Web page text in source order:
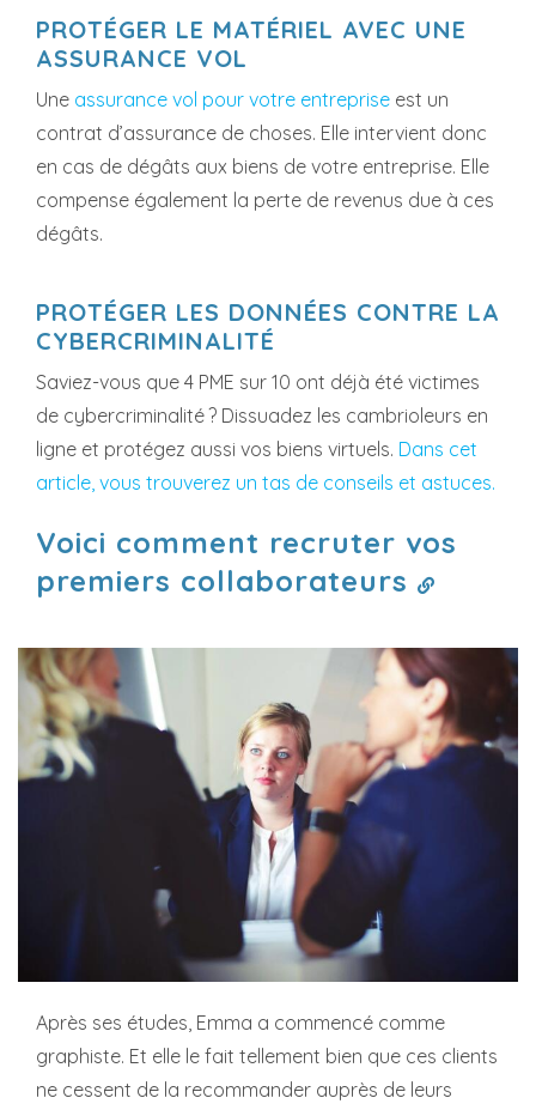
PROTÉGER LE MATÉRIEL AVEC UNE
ASSURANCE VOL
Une assurance vol pour votre entreprise est un
contrat d’assurance de choses. Elle intervient donc
en cas de dégâts aux biens de votre entreprise. Elle
compense également la perte de revenus due à ces
dégâts.
PROTÉGER LES DONNÉES CONTRE LA
CYBERCRIMINALITÉ
Saviez-vous que 4 PME sur 10 ont déjà été victimes
de cybercriminalité ? Dissuadez les cambrioleurs en
ligne et protégez aussi vos biens virtuels. Dans cet
article, vous trouverez un tas de conseils et astuces.
Voici comment recruter vos
premiers collaborateurs
Après ses études, Emma a commencé comme
graphiste. Et elle le fait tellement bien que ces clients
ne cessent de la recommander auprès de leurs